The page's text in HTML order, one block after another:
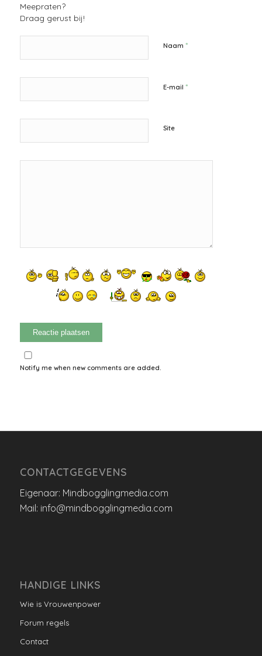
Meepraten?
Draag gerust bij!
Naam *
E-mail *
Site
Notify me when new comments are added.
CONTACTGEGEVENS
Eigenaar: Mindbogglingmedia.com
Mail: info@mindbogglingmedia.com
HANDIGE LINKS
Wie is Vrouwenpower
Forum regels
Contact